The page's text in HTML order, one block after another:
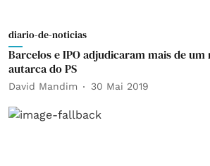
diario-de-noticias
Barcelos e IPO adjudicaram mais de
autarca do PS
David Mandim 30 Mai 2019